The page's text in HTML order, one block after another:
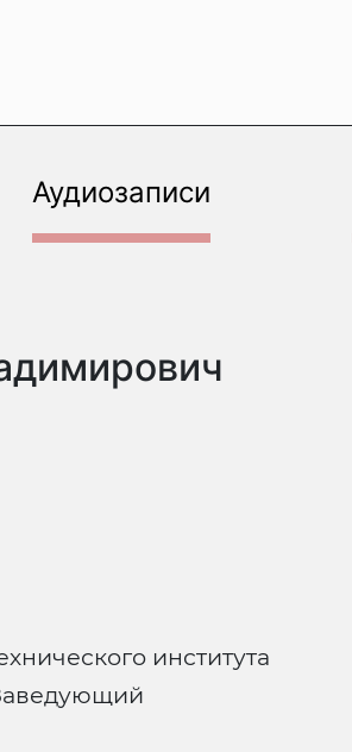
Аудиозаписи
института